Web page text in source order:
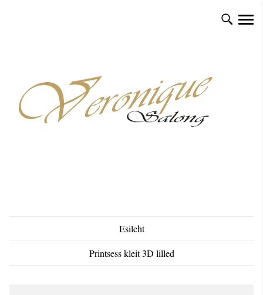
Esileht
Printsess kleit 3D lilled